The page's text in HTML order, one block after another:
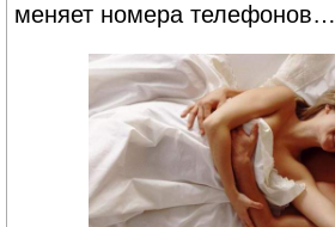
меняет номера телефонов…